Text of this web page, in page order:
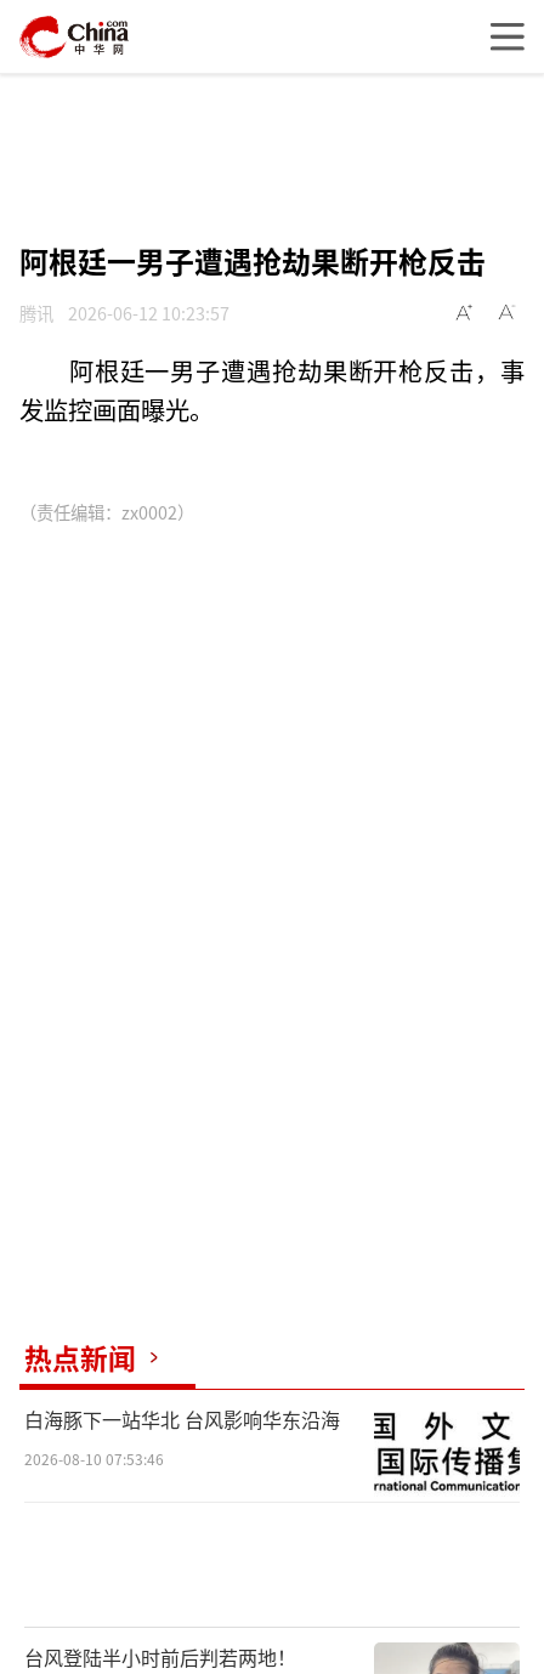
阿根廷一男子遭遇抢劫果断开枪反击
腾讯 2026-06-12 10:23:57
阿根廷一男子遭遇抢劫果断开枪反击，事
发监控画面曝光。
（责任编辑：zx0002）
热点新闻
白海豚下一站华北 台风影响华东沿海
2026-08-10 07:53:46
台风登陆半小时前后判若两地！